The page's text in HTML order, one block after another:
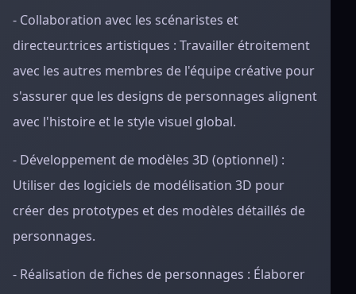
- Collaboration avec les scénaristes et
directeur.trices artistiques : Travailler étroitement
avec les autres membres de l'équipe créative pour
s'assurer que les designs de personnages alignent
avec l'histoire et le style visuel global.
- Développement de modèles 3D (optionnel) :
Utiliser des logiciels de modélisation 3D pour
créer des prototypes et des modèles détaillés de
personnages.
- Réalisation de fiches de personnages : Élaborer